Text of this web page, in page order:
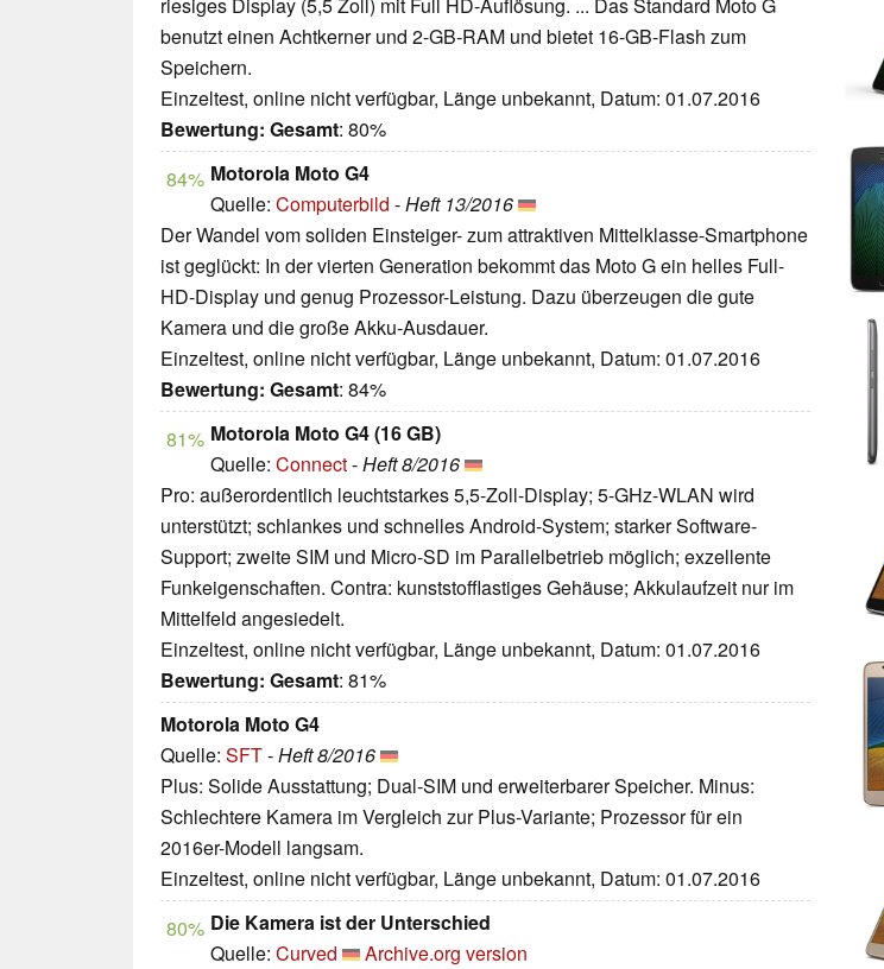
benutzt einen Achtkerner und 2-GB-RAM und bietet 16-GB-Flash zum
Speichern.
Einzeltest, online nicht verfügbar, Länge unbekannt, Datum: 01.07.2016
Bewertung: Gesamt: 80%
84% Motorola Moto G4
Quelle: Computerbild -Heft 13/2016
Der Wandel vom soliden Einsteiger- zum attraktiven Mittelklasse-Smartphone
ist geglückt: In der vierten Generation bekommt das Moto G ein helles Full-
HD-Display und genug Prozessor-Leistung. Dazu überzeugen die gute
Kamera und die große Akku-Ausdauer.
Einzeltest, online nicht verfügbar, Länge unbekannt, Datum: 01.07.2016
Bewertung: Gesamt: 84%
81% Motorola Moto G4 (16 GB)
Quelle: Connect-Heft 8/2016
Pro: außerordentlich leuchtstarkes 5,5-Zoll-Display; 5-GHz-WLAN wird
unterstützt; schlankes und schnelles Android-System; starker Software-
Support; zweite SIM und Micro-SD im Parallelbetrieb möglich; exzellente
Funkeigenschaften. Contra: kunststofflastiges Gehäuse; Akkulaufzeit nur im
Mittelfeld angesiedelt.
Einzeltest, online nicht verfügbar, Länge unbekannt, Datum: 01.07.2016
Bewertung: Gesamt: 81%
Motorola Moto G4
Quelle: SFT-Heft 8/2016
Plus: Solide Ausstattung; Dual-SIM und erweiterbarer Speicher. Minus:
Schlechtere Kamera im Vergleich zur Plus-Variante; Prozessor für ein
2016er-Modell langsam.
Einzeltest, online nicht verfügbar, Länge unbekannt, Datum: 01.07.2016
80% Die Kamera ist der Unterschied
Quelle: Curved
Archive.org version